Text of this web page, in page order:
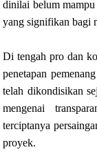
dinilai belum
yang signifikan bagi
Di tengah pro dan
penetapan
telah dikondisikan
mengenai
terciptanya
proyek.